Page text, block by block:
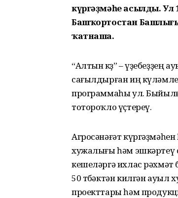
күргәҙмәһе асылды. Ул
Башҡортостан Башлығы
ҡатнаша.
“Алтын көҙ” –
сағылдырған иң күләмле
программаһы ул.
тотороҡло үҫтереү.
Агросәнәғәт
хужалығы һәм эшкәртеү
кешеләргә ихлас
50 төбәктән килгән
проекттары һәм